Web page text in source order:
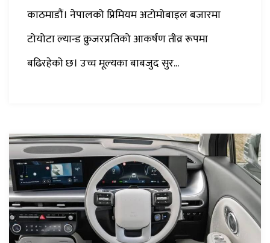
काठमाडौं। नेपालको प्रिमियम अटोमोबाइल बजारमा
टोयोटा ल्यान्ड क्रुजरप्रतिको आकर्षण तीव्र रूपमा
बढिरहेको छ। उच्च मूल्यका बाबजुद सुर...